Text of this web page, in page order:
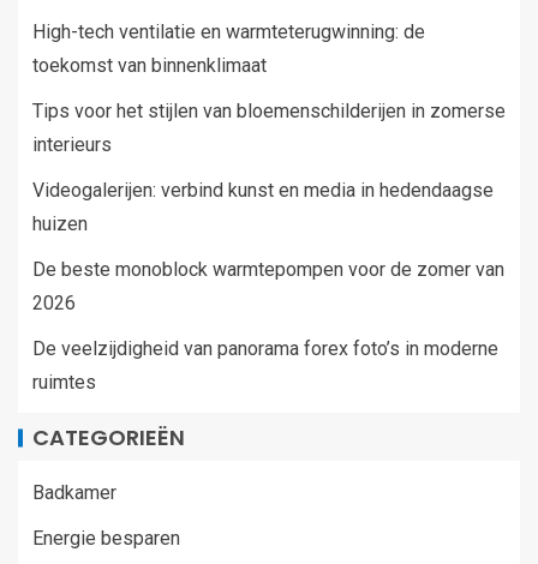
High-tech ventilatie en warmteterugwinning: de
toekomst van binnenklimaat
Tips voor het stijlen van bloemenschilderijen in zomerse
interieurs
Videogalerijen: verbind kunst en media in hedendaagse
huizen
De beste monoblock warmtepompen voor de zomer van
2026
De veelzijdigheid van panorama forex foto’s in moderne
ruimtes
CATEGORIEËN
Badkamer
Energie besparen